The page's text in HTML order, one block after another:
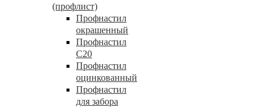
(профлист)
Профнастил
окрашенный
Профнастил
С20
Профнастил
оцинкованный
Профнастил
для забора